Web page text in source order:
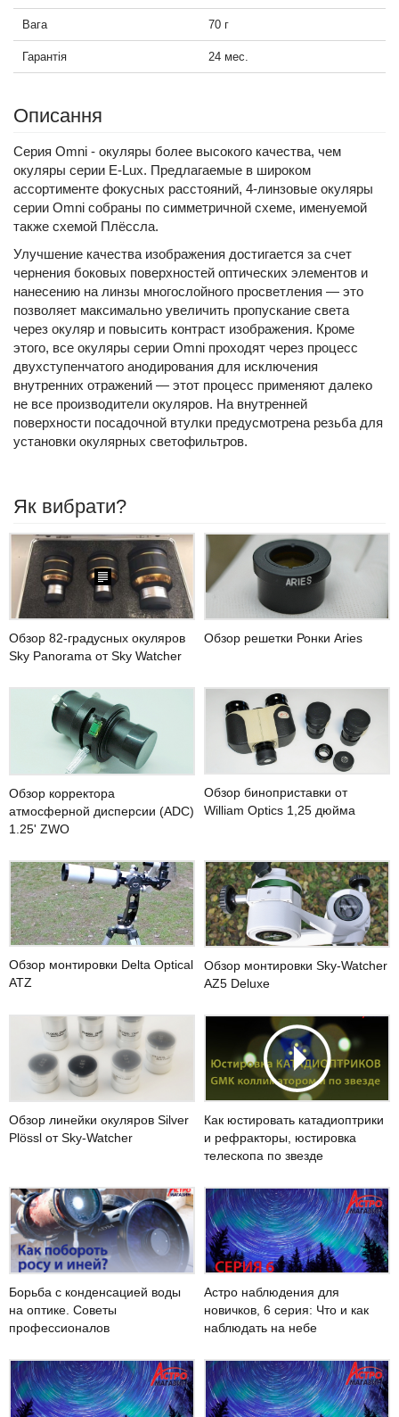
Вага 70 г
Гарантія 24 мес.
Описання
Серия Omni - окуляры более высокого качества, чем
окуляры серии E-Lux. Предлагаемые в широком
ассортименте фокусных расстояний, 4-линзовые окуляры
серии Omni собраны по симметричной схеме, именуемой
также схемой Плёссла.
Улучшение качества изображения достигается за счет
чернения боковых поверхностей оптических элементов и
нанесению на линзы многослойного просветления — это
позволяет максимально увеличить пропускание света
через окуляр и повысить контраст изображения. Кроме
этого, все окуляры серии Omni проходят через процесс
двухступенчатого анодирования для исключения
внутренних отражений — этот процесс применяют далеко
не все производители окуляров. На внутренней
поверхности посадочной втулки предусмотрена резьба для
установки окулярных светофильтров.
Як вибрати?
Обзор 82-градусных окуляров
Sky Panorama от Sky Watcher
Обзор решетки Ронки Aries
Обзор корректора
атмосферной дисперсии (ADC)
1.25' ZWO
Обзор биноприставки от
William Optics 1,25 дюйма
Обзор монтировки Delta Optical
ATZ
Обзор монтировки Sky-Watcher
AZ5 Deluxe
Обзор линейки окуляров Silver
Plössl от Sky-Watcher
Как юстировать катадиоптрики
и рефракторы, юстировка
телескопа по звезде
Борьба с конденсацией воды
на оптике. Советы
профессионалов
Астро наблюдения для
новичков, 6 серия: Что и как
наблюдать на небе